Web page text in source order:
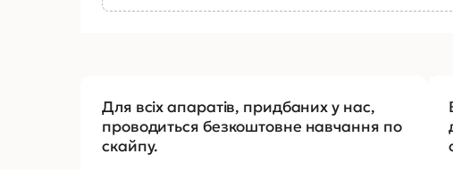
Для всіх апаратів, придбаних у нас,
проводиться безкоштовне навчання по
скайпу.